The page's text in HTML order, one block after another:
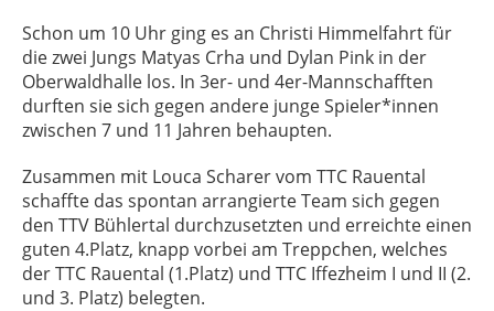
Schon um 10 Uhr ging es an Christi Himmelfahrt für
die zwei Jungs Matyas Crha und Dylan Pink in der
Oberwaldhalle los. In 3er- und 4er-Mannschafften
durften sie sich gegen andere junge Spieler*innen
zwischen 7 und 11 Jahren behaupten.
Zusammen mit Louca Scharer vom TTC Rauental
schaffte das spontan arrangierte Team sich gegen
den TTV Bühlertal durchzusetzten und erreichte einen
guten 4.Platz, knapp vorbei am Treppchen, welches
der TTC Rauental (1.Platz) und TTC Iffezheim I und II (2.
und 3. Platz) belegten.